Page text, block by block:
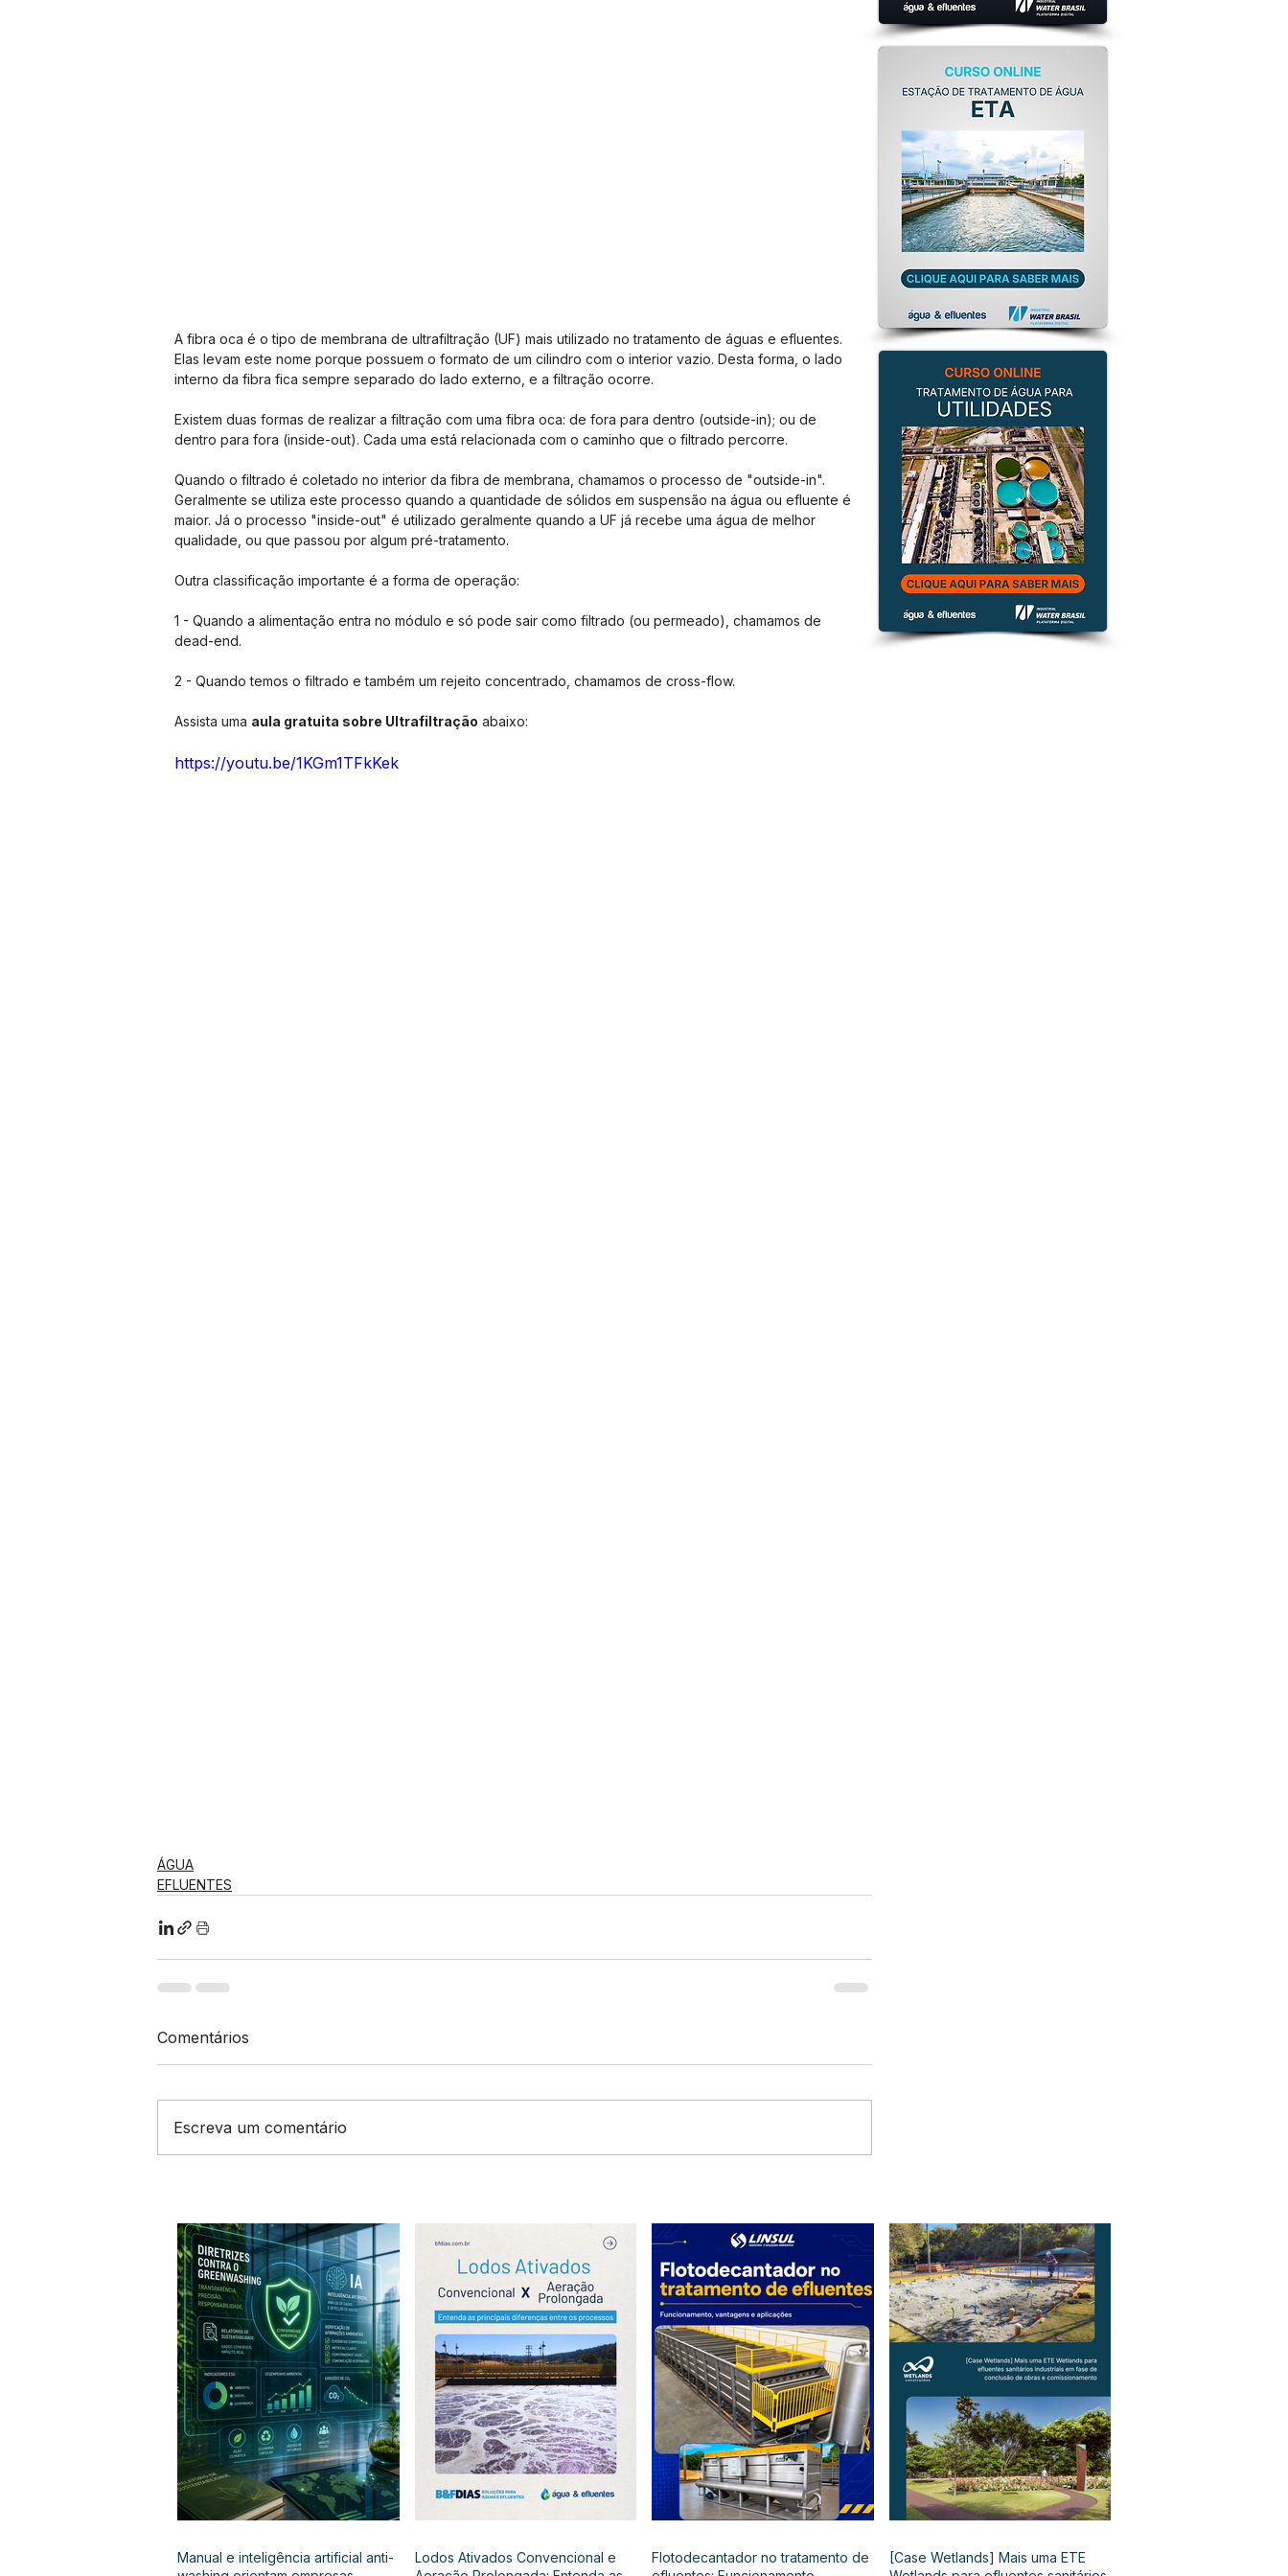
A fibra oca é o tipo de membrana de ultrafiltração (UF) mais utilizado no tratamento de águas e efluentes.
Elas levam este nome porque possuem o formato de um cilindro com o interior vazio. Desta forma, o lado
interno da fibra fica sempre separado do lado externo, e a filtração ocorre.
Existem duas formas de realizar a filtração com uma fibra oca: de fora para dentro (outside-in); ou de
dentro para fora (inside-out). Cada uma está relacionada com o caminho que o filtrado percorre.
Quando o filtrado é coletado no interior da fibra de membrana, chamamos o processo de "outside-in".
Geralmente se utiliza este processo quando a quantidade de sólidos em suspensão na água ou efluente é
maior. Já o processo "inside-out" é utilizado geralmente quando a UF já recebe uma água de melhor
qualidade, ou que passou por algum pré-tratamento.
Outra classificação importante é a forma de operação:
1 - Quando a alimentação entra no módulo e só pode sair como filtrado (ou permeado), chamamos de
dead-end.
2 - Quando temos o filtrado e também um rejeito concentrado, chamamos de cross-flow.
Assista uma aula gratuita sobre Ultrafiltração abaixo:
https://youtu.be/1KGm1TFkKek
ÁGUA
EFLUENTES
Comentários
Escreva um comentário
Manual e inteligência artificial anti-
Lodos Ativados Convencional e
Flotodecantador no tratamento de
[Case Wetlands] Mais uma ETE